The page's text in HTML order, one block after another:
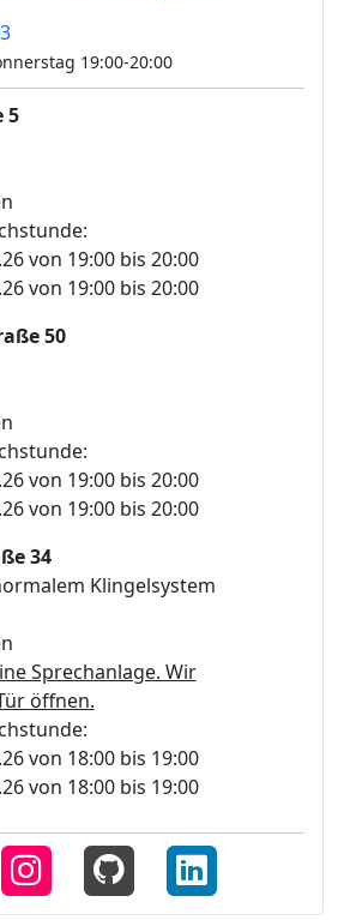
19:00-20:00
5
von 19:00 bis 20:00
von 19:00 bis 20:00
50
von 19:00 bis 20:00
von 19:00 bis 20:00
34
Klingelsystem
Sprechanlage. Wir
öffnen.
von 18:00 bis 19:00
von 18:00 bis 19:00